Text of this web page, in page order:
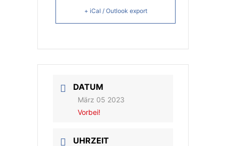
+ iCal / Outlook export
DATUM
März 05 2023
Vorbei!
UHRZEIT